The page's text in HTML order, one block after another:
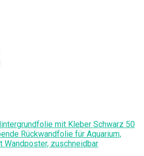
mit Kleber Schwarz 50
Rückwandfolie für Aquarium,
Wandposter, zuschneidbar